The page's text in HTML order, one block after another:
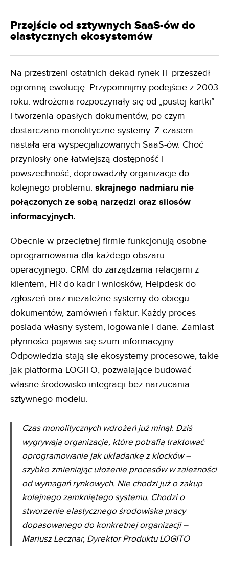
Przejście od sztywnych SaaS-ów do
elastycznych ekosystemów
Na przestrzeni ostatnich dekad rynek IT przeszedł
ogromną ewolucję. Przypomnijmy podejście z 2003
roku: wdrożenia rozpoczynały się od „pustej kartki”
i tworzenia opasłych dokumentów, po czym
dostarczano monolityczne systemy. Z czasem
nastała era wyspecjalizowanych SaaS-ów. Choć
przyniosły one łatwiejszą dostępność i
powszechność, doprowadziły organizacje do
kolejnego problemu: skrajnego nadmiaru nie
połączonych ze sobą narzędzi oraz silosów
informacyjnych.
Obecnie w przeciętnej firmie funkcjonują osobne
oprogramowania dla każdego obszaru
operacyjnego: CRM do zarządzania relacjami z
klientem, HR do kadr i wniosków, Helpdesk do
zgłoszeń oraz niezależne systemy do obiegu
dokumentów, zamówień i faktur. Każdy proces
posiada własny system, logowanie i dane. Zamiast
płynności pojawia się szum informacyjny.
Odpowiedzią stają się ekosystemy procesowe, takie
jak platforma LOGITO, pozwalające budować
własne środowisko integracji bez narzucania
sztywnego modelu.
Czas monolitycznych wdrożeń już minął. Dziś
wygrywają organizacje, które potrafią traktować
oprogramowanie jak układankę z klocków –
szybko zmieniając ułożenie procesów w zależności
od wymagań rynkowych. Nie chodzi już o zakup
kolejnego zamkniętego systemu. Chodzi o
stworzenie elastycznego środowiska pracy
dopasowanego do konkretnej organizacji –
Mariusz Lęcznar, Dyrektor Produktu LOGITO